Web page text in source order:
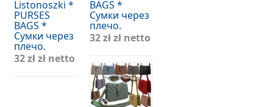
Listonoszki *
PURSES
BAGS *
Сумки через
плечо.
32 złzł netto
BAGS *
Сумки через
плечо.
32 złzł netto